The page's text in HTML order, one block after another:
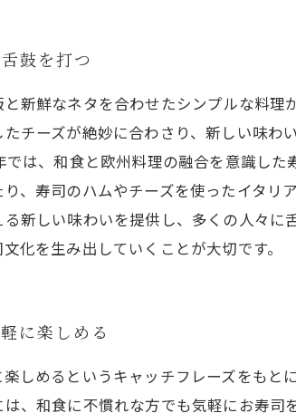
鼓を打つ
新鮮なネタを合わせたシンプルな料
チーズが絶妙に合わさり、新しい味
では、和食と欧州料理の融合を意識し
、寿司のハムやチーズを使ったイタ
新しい味わいを提供し、多くの人々
化を生み出していくことが大切です。
に楽しめる
しめるというキャッチフレーズをもと
、和食に不慣れな方でも気軽にお寿